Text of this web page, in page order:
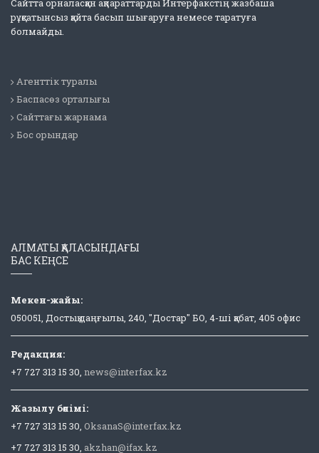
Сайтта орналасқан ақпараттарды Интерфакстің жазбаша
рұқсатынсыз қайта басып шығаруға немесе таратуға
болмайды.
Агенттік туралы
Баспасөз орталығы
Сайттағы жарнама
Бос орындар
АЛМАТЫ ҚАЛАСЫНДАҒЫ
БАС КЕҢСЕ
Мекен-жайы:
050051, Достық даңғылы, 240, "Достар" БО, 4-ші қабат, 405 офис
Редакция:
+7 727 313 15 30, news@interfax.kz
Жазылу бөлімі:
+7 727 313 15 30, OksanaS@interfax.kz
+7 727 313 15 30, akzhan@ifax.kz